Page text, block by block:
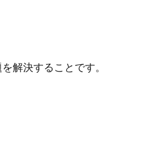
解決することです。